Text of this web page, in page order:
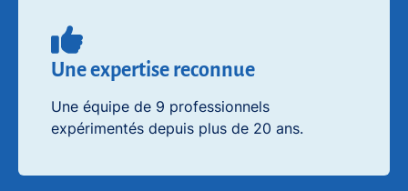
Une expertise reconnue
Une équipe de 9 professionnels
expérimentés depuis plus de 20 ans.